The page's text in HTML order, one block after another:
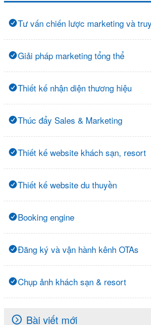
Tư vấn chiến lược marketing và
Giải pháp marketing tổng thể
Thiết kế nhận diện thương hiệu
Thúc đẩy Sales & Marketing
Thiết kế website khách sạn, resort
Thiết kế website du thuyền
Booking engine
Đăng ký và vận hành kênh OTAs
Chụp ảnh khách sạn & resort
Bài viết mới